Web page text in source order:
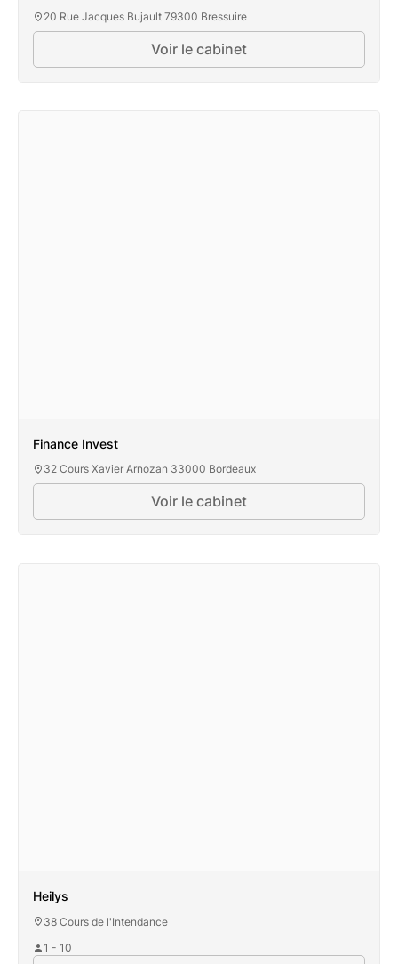
20 Rue Jacques Bujault 79300 Bressuire
Voir le cabinet
Finance Invest
32 Cours Xavier Arnozan 33000 Bordeaux
Voir le cabinet
Heilys
38 Cours de l'Intendance
1 - 10